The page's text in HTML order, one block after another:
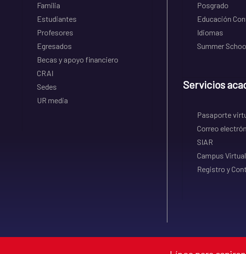
Familia
Estudiantes
Profesores
Egresados
Becas y apoyo financiero
CRAI
Sedes
UR media
Posgrado
Educación
Idiomas
Summer
Servicios
Pasaporte
Correo
SIAR
Campus Virtual
Registro y